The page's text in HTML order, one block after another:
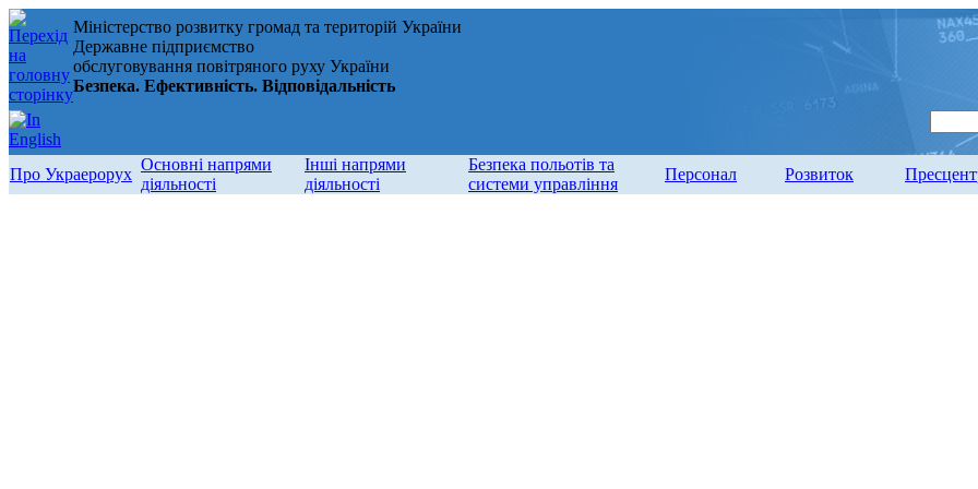
Міністерство розвитку громад та територій України
Державне підприємство
обслуговування повітряного руху України
Безпека. Ефективність. Відповідальність
Про Украерорух
Основні напрями
діяльності
Інші напрями
діяльності
Безпека польотів та
системи управління
Персонал Розвиток